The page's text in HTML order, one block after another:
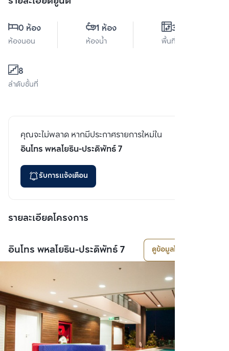
0 ห้อง
ห้องนอน
1 ห้อง
ห้องน้ำ
36 ตร.ม.
พื้นที่ใช้สอย
8
ลำดับชั้นที่
คุณจะไม่พลาด หากมีประกาศรายการใหม่ใน
อินโทร พหลโยธิน-ประดิพัทธ์ 7
รับการแจ้งเตือน
รายละเอียดโครงการ
อินโทร พหลโยธิน-ประดิพัทธ์ 7 ดูข้อมูลโครงการ